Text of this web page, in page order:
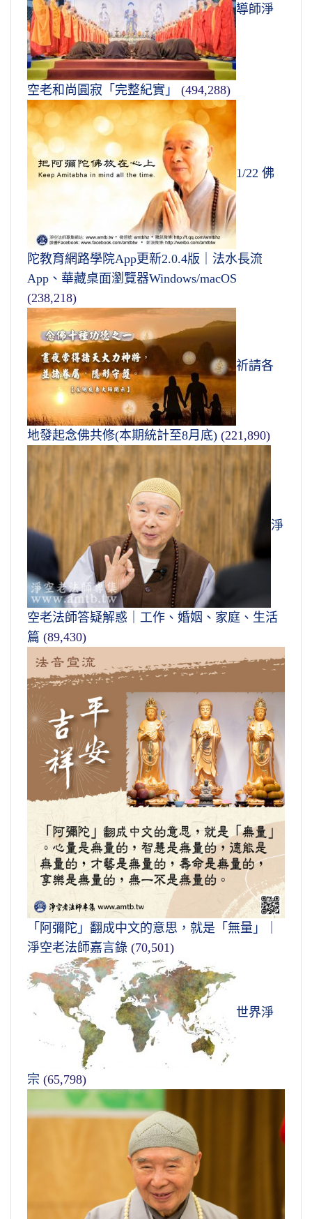
導師淨
空老和尚圓寂「完整紀實」 (494,288)
1/22 佛
陀教育網路學院App更新2.0.4版｜法水長流
App、華藏桌面瀏覽器Windows/macOS
(238,218)
祈請各
地發起念佛共修(本期統計至8月底) (221,890)
淨
空老法師答疑解惑｜工作、婚姻、家庭、生活
篇 (89,430)
「阿彌陀」翻成中文的意思，就是「無量」｜
淨空老法師嘉言錄 (70,501)
世界淨
宗 (65,798)